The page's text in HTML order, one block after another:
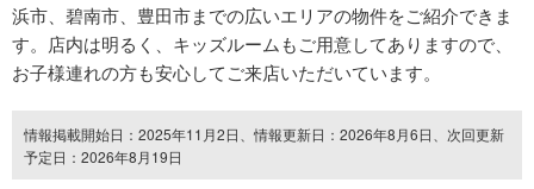
浜市、碧南市、豊田市までの広いエリアの物件をご紹介できま
す。店内は明るく、キッズルームもご用意してありますので、
お子様連れの方も安心してご来店いただいています。
情報掲載開始日：2025年11月2日、情報更新日：2026年8月6日、次回更新
予定日：2026年8月19日